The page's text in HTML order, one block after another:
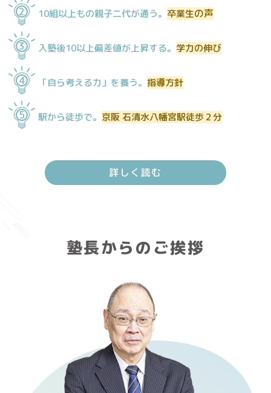
2 10組以上もの親子二代が通う。 卒業生の声
3 入塾後10以上偏差値が上昇する。 学力の伸び
4 「自ら考える力」を養う。 指導方針
5 駅から徒歩で。 京阪 石清水八幡宮駅徒歩２分
詳しく読む
塾長からのご挨拶